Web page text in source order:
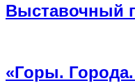
Выставочный
«Горы.